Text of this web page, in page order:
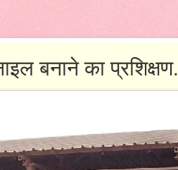
बनाने का प्रशिक्षण.